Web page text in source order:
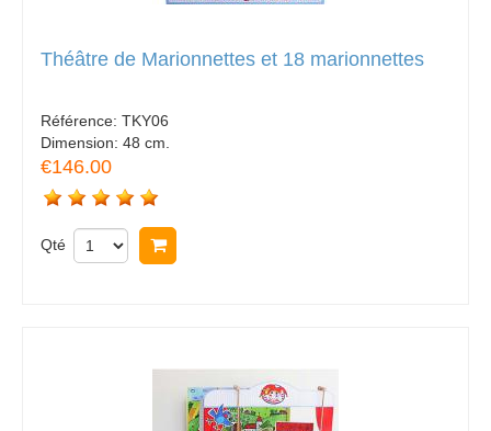
Théâtre de Marionnettes et 18 marionnettes
Référence: TKY06
Dimension: 48 cm.
€146.00
Qté